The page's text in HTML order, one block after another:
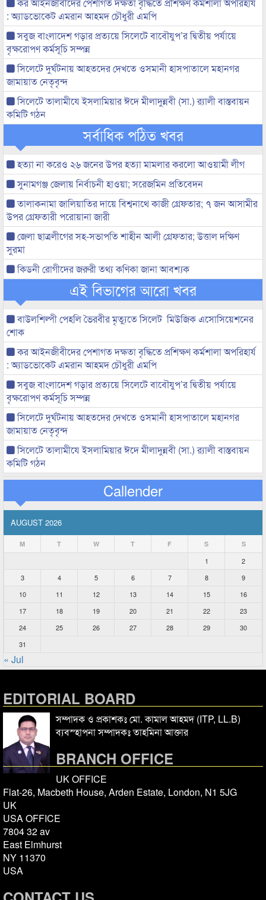
: অ্যাডভোকেট এমরান আহমদ চৌধুরী এমপি
সবুজ বাংলাদেশ গড়ার প্রত্যয়ে সিলেটে বাবৌযুপ’র দ্বিতীয় পর্যায়ে
বৃক্ষরোপণ কর্মসূচি সম্পন্ন
সিলেটে দুর্ঘটনায় আহতদের দেখতে ওসমানী হাসপাতালে মহানগর
জামায়াত নেতৃবৃন্দ
সিলেটে তালামীযে ইসলামিয়ার ঈদে মীলাদুন্নবী (সা.) র‌্যালী বাস্তবায়ন
কমিটি গঠন
সর্বাধিক পঠিত খবর
হত্যা না করেও ২৬ জনের উপর হত্যা মামলার করলো আওয়ামী লীগ
সুনামগঞ্জ জেলায় নির্বাচনী হাওয়া; সরেজমিন প্রতিবেদন
তালাকনামা জালিয়াতির দায়ে বিশ্বনাথে কাজী গ্রেফতার; ৭ জন আসামীর
উপর গ্রেফতারী পরোয়ানা জারী
জেলা ছাত্রলীগের সহ-সভাপতি শাহীন আলী গ্রেফতার; উত্তাল দক্ষিণ
সুরমা
কিডনী রোগীদের জরুরী তথ্য কণিকা জানা আবশ্যক
এই বিভাগের আরো খবর
বাউলশিল্পী পেহলি ভৈরবীর মৃত্যুতে সিলেট মিউজিক এসোসিয়েশনের
শোক
কর আইনজীবীদের পেশাগত দক্ষতা বৃদ্ধিতে প্রশিক্ষণ কর্মশালা অপরিহার্য
: অ্যাডভোকেট এমরান আহমদ চৌধুরী এমপি
সবুজ বাংলাদেশ গড়ার প্রত্যয়ে সিলেটে বাবৌযুপ’র দ্বিতীয় পর্যায়ে
বৃক্ষরোপণ কর্মসূচি সম্পন্ন
সিলেটে দুর্ঘটনায় আহতদের দেখতে ওসমানী হাসপাতালে মহানগর
জামায়াত নেতৃবৃন্দ
সিলেটে তালামীযে ইসলামিয়ার ঈদে মীলাদুন্নবী (সা.) র‌্যালী বাস্তবায়ন
কমিটি গঠন
Callender
AUGUST 2026
M T W T F S S
1
2
3
4 5 6 7 8
9
10
11 12 13 14 15
16
17
18 19 20 21 22
23
24
25 26 27 28 29
30
31
« Jul
EDITORIAL BOARD
সম্পাদক ও প্রকাশকঃ মো. কামাল আহমদ (ITP, LL.B)
ব্যবস্হাপনা সম্পাদকঃ তাহমিনা আক্তার
BRANCH OFFICE
UK OFFICE
Flat-26, Macbeth House, Arden Estate, London, N1 5JG
UK
USA OFFICE
7804 32 av
East Elmhurst
NY 11370
USA